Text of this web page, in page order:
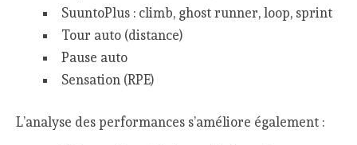
SuuntoPlus : climb, ghost runner, loop, sprint
Tour auto (distance)
Pause auto
Sensation (RPE)
L’analyse des performances s’améliore également :